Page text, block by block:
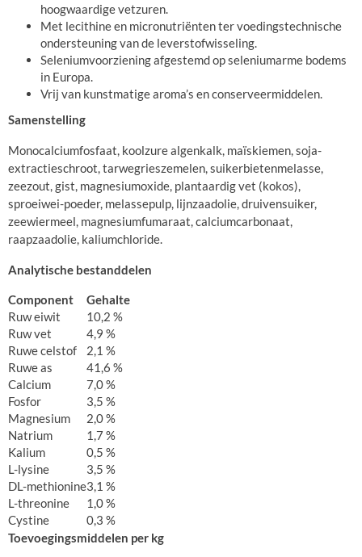
hoogwaardige vetzuren.
Met lecithine en micronutriënten ter voedingstechnische
ondersteuning van de leverstofwisseling.
Seleniumvoorziening afgestemd op seleniumarme bodems
in Europa.
Vrij van kunstmatige aroma’s en conserveermiddelen.
Samenstelling
Monocalciumfosfaat, koolzure algenkalk, maïskiemen, soja-
extractieschroot, tarwegrieszemelen, suikerbietenmelasse,
zeezout, gist, magnesiumoxide, plantaardig vet (kokos),
sproeiwei-poeder, melassepulp, lijnzaadolie, druivensuiker,
zeewiermeel, magnesiumfumaraat, calciumcarbonaat,
raapzaadolie, kaliumchloride.
Analytische bestanddelen
Component
Gehalte
Ruw eiwit
10,2 %
Ruw vet
4,9 %
Ruwe celstof
2,1 %
Ruwe as
41,6 %
Calcium
7,0 %
Fosfor
3,5 %
Magnesium
2,0 %
Natrium
1,7 %
Kalium
0,5 %
L-lysine
3,5 %
DL-methionine3,1 %
L-threonine
1,0 %
Cystine
0,3 %
Toevoegingsmiddelen per kg